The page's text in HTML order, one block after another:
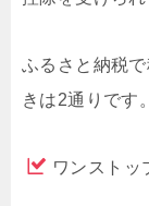
ふるさと納税
きは2通りです。
ワンストッ